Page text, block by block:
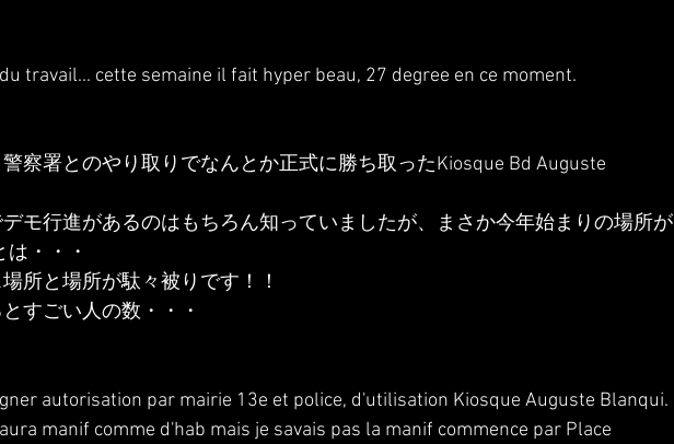
travail... cette semaine il fait hyper beau, 27 degree en ce moment.
察署とのやり取りでなんとか正式に勝ち取ったKiosque Bd Auguste
モ行進があるのはもちろん知っていましたが、まさか今年始まりの場所が
は・・・
所と場所が駄々被りです！！
すごい人の数・・・
autorisation par mairie 13e et police, d'utilisation Kiosque Auguste Blanqui.
manif comme d'hab mais je savais pas la manif commence par Place